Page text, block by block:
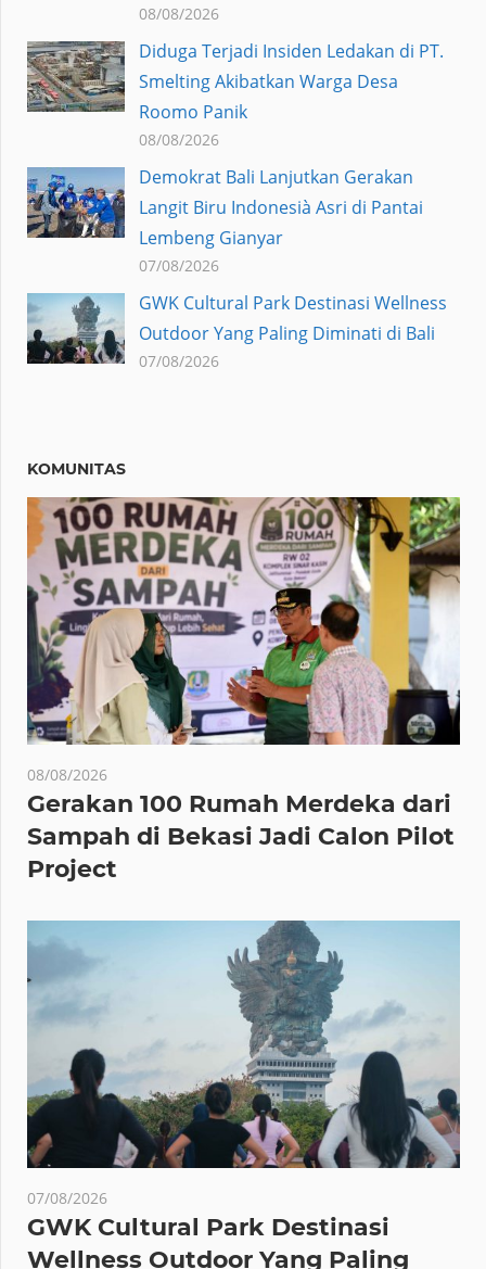
08/08/2026
Diduga Terjadi Insiden Ledakan di PT.
Smelting Akibatkan Warga Desa
Roomo Panik
08/08/2026
Demokrat Bali Lanjutkan Gerakan
Langit Biru Indonesià Asri di Pantai
Lembeng Gianyar
07/08/2026
GWK Cultural Park Destinasi Wellness
Outdoor Yang Paling Diminati di Bali
07/08/2026
KOMUNITAS
08/08/2026
Gerakan 100 Rumah Merdeka dari
Sampah di Bekasi Jadi Calon Pilot
Project
07/08/2026
GWK Cultural Park Destinasi
Wellness Outdoor Yang Paling